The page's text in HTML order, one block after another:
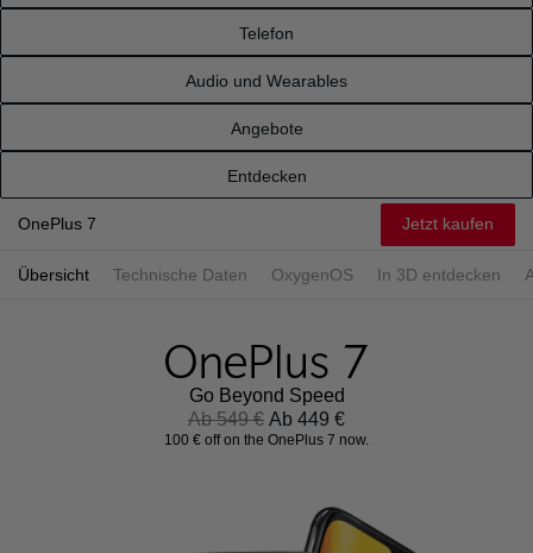
Telefon
Audio und Wearables
Angebote
Entdecken
OnePlus 7 Jetzt kaufen
Übersicht Technische Daten OxygenOS In 3D entdecken
Go Beyond Speed
Ab 549 € Ab 449 €
100 € off on the OnePlus 7 now.